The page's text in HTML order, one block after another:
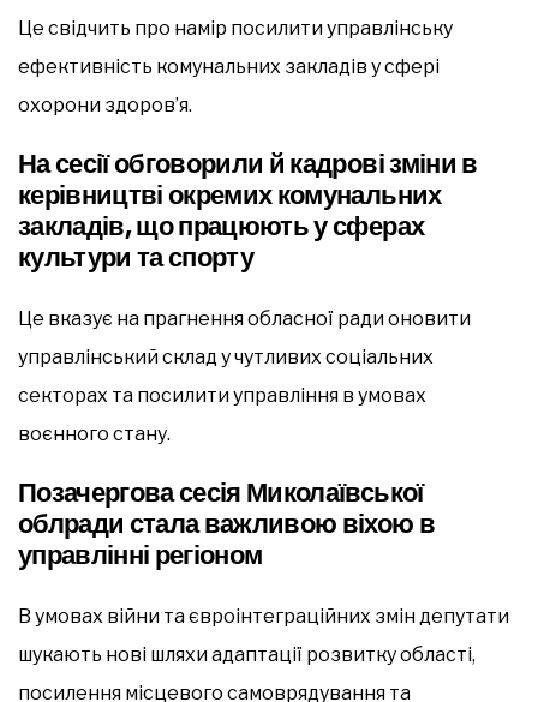
Це свідчить про намір посилити управлінську
ефективність комунальних закладів у сфері
охорони здоров’я.
На сесії обговорили й кадрові зміни в
керівництві окремих комунальних
закладів, що працюють у сферах
культури та спорту
Це вказує на прагнення обласної ради оновити
управлінський склад у чутливих соціальних
секторах та посилити управління в умовах
воєнного стану.
Позачергова сесія Миколаївської
облради стала важливою віхою в
управлінні регіоном
В умовах війни та євроінтеграційних змін депутати
шукають нові шляхи адаптації розвитку області,
посилення місцевого самоврядування та